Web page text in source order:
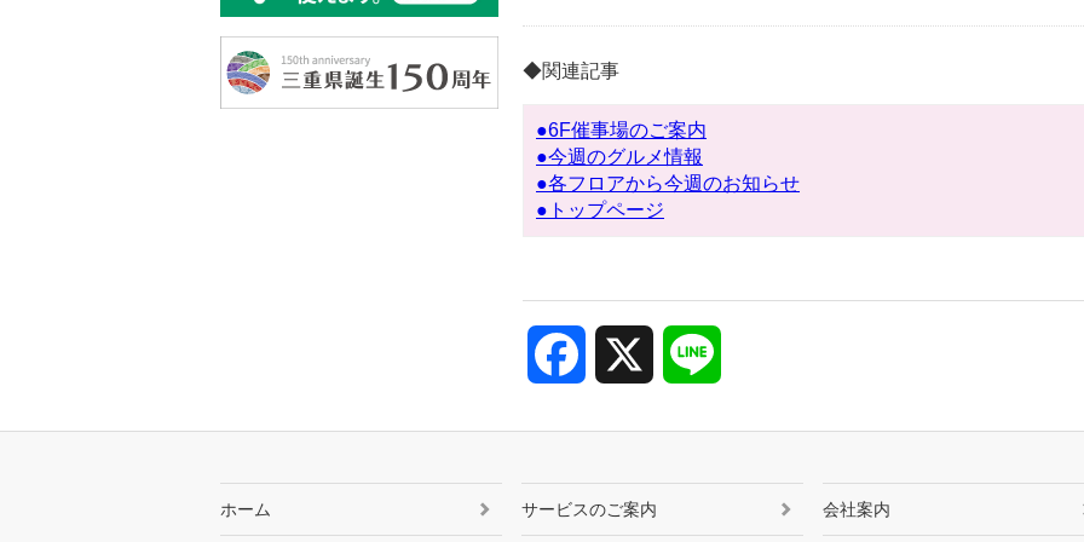
◆関連記事
●6F催事場のご案内
●今週のグルメ情報
●各フロアから今週のお知らせ
●トップページ
Facebook
ホーム サービスのご案内 会社案内